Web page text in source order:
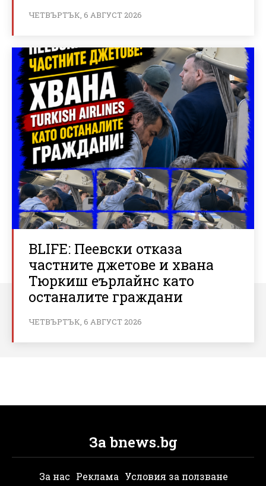
ЧЕТВЪРТЪК, 6 АВГУСТ 2026
BLIFE: Пеевски отказа
частните джетове и хвана
Тюркиш еърлайнс като
останалите граждани
ЧЕТВЪРТЪК, 6 АВГУСТ 2026
За bnews.bg
За нас Реклама Условия за ползване